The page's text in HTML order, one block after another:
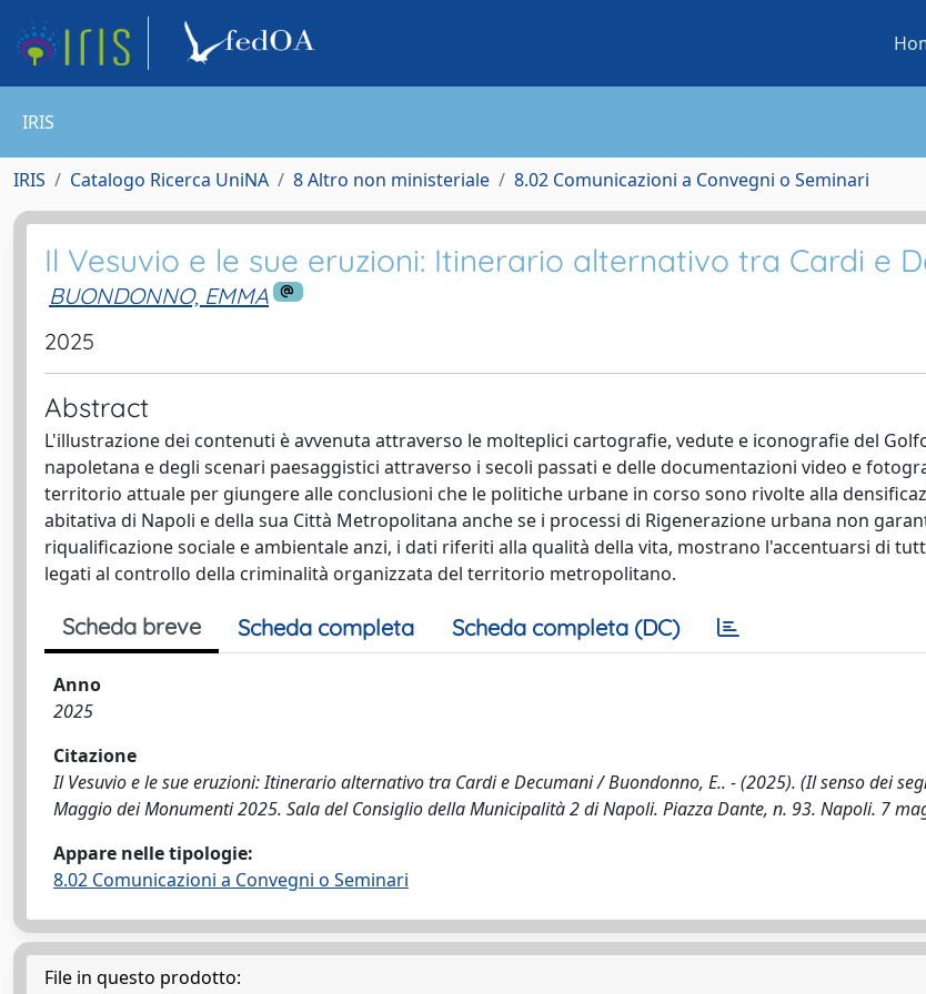
IRIS
IRIS Catalogo Ricerca UniNA 8 Altro non ministeriale 8.02 Comunicazioni a Convegni o Seminari
Il Vesuvio e le sue eruzioni: Itinerario alternativo tra Cardi e
BUONDONNO, EMMA
2025
Abstract
L'illustrazione dei contenuti è avvenuta attraverso le molteplici cartografie, vedute e iconografie del
napoletana e degli scenari paesaggistici attraverso i secoli passati e delle documentazioni video e
territorio attuale per giungere alle conclusioni che le politiche urbane in corso sono rivolte alla
abitativa di Napoli e della sua Città Metropolitana anche se i processi di Rigenerazione urbana non
riqualificazione sociale e ambientale anzi, i dati riferiti alla qualità della vita, mostrano l'accentuarsi di
legati al controllo della criminalità organizzata del territorio metropolitano.
Scheda breve Scheda completa Scheda completa (DC)
Anno
2025
Citazione
Il Vesuvio e le sue eruzioni: Itinerario alternativo tra Cardi e Decumani / Buondonno, E.. - (2025). (Il senso dei
Maggio dei Monumenti 2025. Sala del Consiglio della Municipalità 2 di Napoli. Piazza Dante, n. 93. Napoli. 7
Appare nelle tipologie:
8.02 Comunicazioni a Convegni o Seminari
File in questo prodotto: